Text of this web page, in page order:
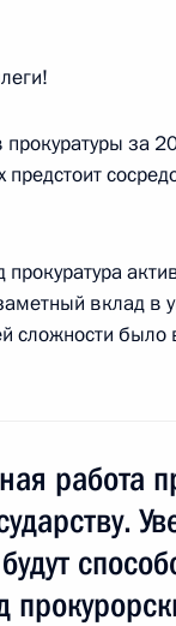
Крымского
Крыма и
за
вклад в
сложности было
работа